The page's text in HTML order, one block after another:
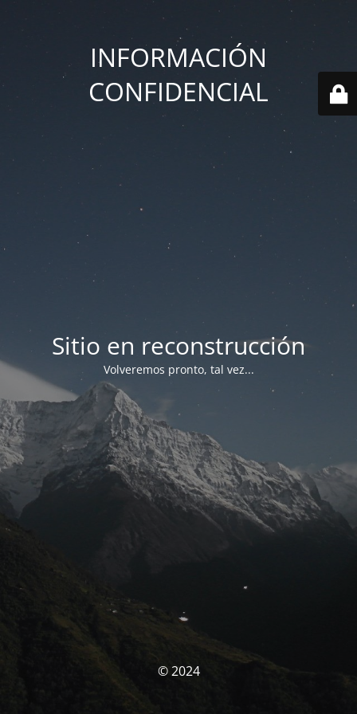
INFORMACIÓN
CONFIDENCIAL
Sitio en reconstrucción
Volveremos pronto, tal vez...
© 2024